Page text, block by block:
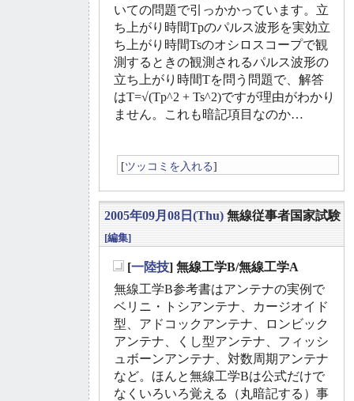
いての問題で引っかかっています。立
ち上がり時間Tpのパルス波形を実効立
ち上がり時間Tsのオシロスコープで観
測するときの観測されるパルス波形の
立ち上がり時間Tを問う問題で、解答
はT=√(Tp^2 + Ts^2)ですが理由がわかり
ません。これも暗記項目なのか…
[ツッコミを入れる]
2005年09月08日(Thu) 無線従事者国家試験
[編集]
[一陸技] 無線工学B/無線工学A
無線工学B参考書はアンテナの実例で
ベリニ・トシアンテナ、カージオイド
型、アドコックアンテナ、ロンビック
アンテナ、くし型アンテナ、フィッシ
ュボーンアンテナ、対数周期アンテナ
など。ほんと無線工学Bは公式だけで
なくいろいろ覚える（丸暗記する）事